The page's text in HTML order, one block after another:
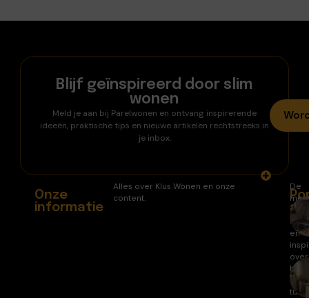
Blijf geïnspireerd door slim
wonen
Meld je aan bij Parelwonen en ontvang inspirerende
ideeën, praktische tips en nieuwe artikelen rechtstreeks in
je inbox.
Onze
informatie
Alles over Klus Wonen en onze
content.
De
en
over
huis
en
tuin.